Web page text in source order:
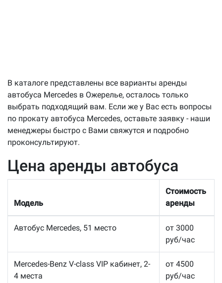
В каталоге представлены все варианты аренды
автобуса Mercedes в Ожерелье, осталось только
выбрать подходящий вам. Если же у Вас есть вопросы
по прокату автобуса Mercedes, оставьте заявку - наши
менеджеры быстро с Вами свяжутся и подробно
проконсультируют.
Цена аренды автобуса
Модель
Стоимость
аренды
Автобус Mercedes, 51 место
от 3000
руб/час
Mercedes-Benz V-class VIP кабинет, 2-
4 места
от 4500
руб/час